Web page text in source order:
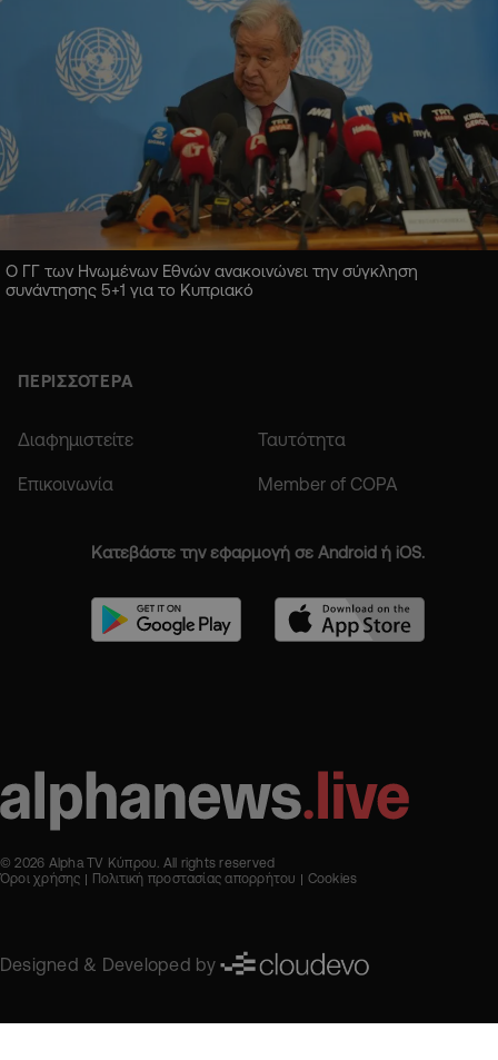
Ο ΓΓ των Ηνωμένων Εθνών ανακοινώνει την σύγκληση
συνάντησης 5+1 για το Κυπριακό
ΠΕΡΙΣΣΟΤΕΡΑ
Διαφημιστείτε Ταυτότητα
Επικοινωνία Member of COPA
Κατεβάστε την εφαρμογή σε Android ή iOS.
© 2026 Alpha TV Κύπρου. All rights reserved
Όροι χρήσης
Πολιτική προστασίας απορρήτου Cookies
Designed & Developed by